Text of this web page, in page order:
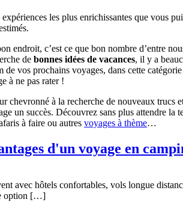
les plus enrichissantes que vous
endroit, c’est ce que bon nombre d’entre
de bonnes idées de vacances, il y a
vos prochains voyages, dans cette
à ne pas rater !
chevronné à la recherche de nouveaux trucs
un succès. Découvrez sans plus attendre la
à faire ou autres voyages à thème…
d'un voyage en
avec hôtels confortables, vols longue
option […]